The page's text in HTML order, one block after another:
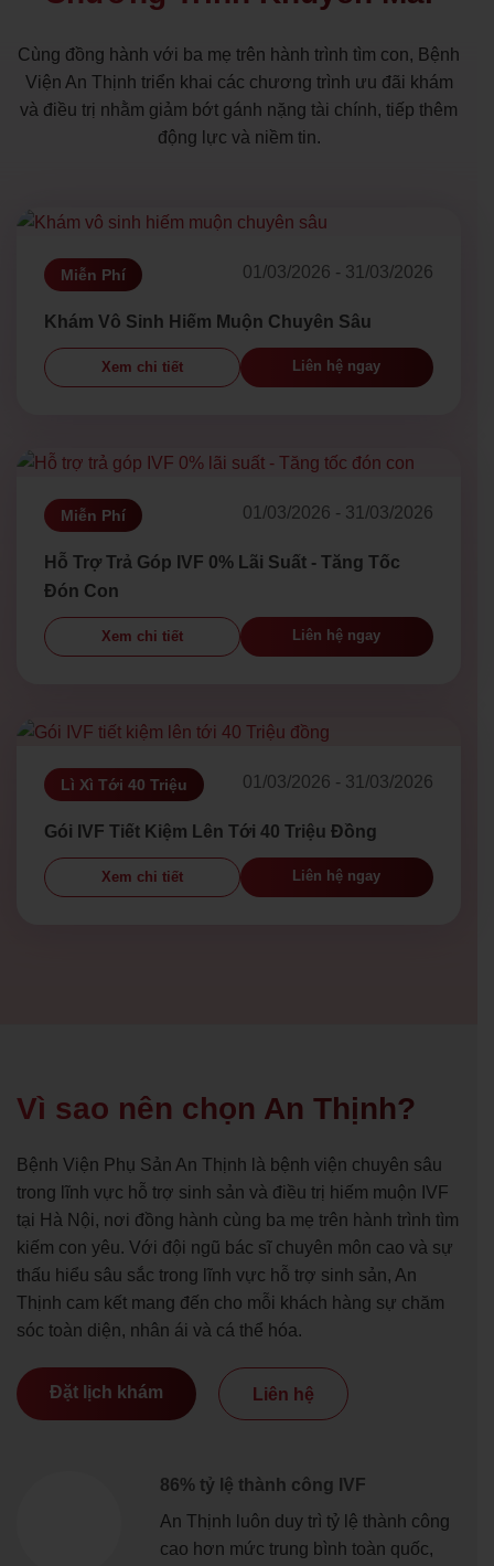
Cùng đồng hành với ba mẹ trên hành trình tìm con, Bệnh
Viện An Thịnh triển khai các chương trình ưu đãi khám
và điều trị nhằm giảm bớt gánh nặng tài chính, tiếp thêm
động lực và niềm tin.
Miễn Phí 01/03/2026 - 31/03/2026
Khám Vô Sinh Hiếm Muộn Chuyên Sâu
Xem chi tiết Liên hệ ngay
Miễn Phí 01/03/2026 - 31/03/2026
Hỗ Trợ Trả Góp IVF 0% Lãi Suất - Tăng Tốc
Đón Con
Xem chi tiết Liên hệ ngay
Lì Xì Tới 40 Triệu 01/03/2026 - 31/03/2026
Gói IVF Tiết Kiệm Lên Tới 40 Triệu Đồng
Xem chi tiết Liên hệ ngay
Vì sao nên chọn An Thịnh?
Bệnh Viện Phụ Sản An Thịnh là bệnh viện chuyên sâu
trong lĩnh vực hỗ trợ sinh sản và điều trị hiếm muộn IVF
tại Hà Nội, nơi đồng hành cùng ba mẹ trên hành trình tìm
kiếm con yêu. Với đội ngũ bác sĩ chuyên môn cao và sự
thấu hiểu sâu sắc trong lĩnh vực hỗ trợ sinh sản, An
Thịnh cam kết mang đến cho mỗi khách hàng sự chăm
sóc toàn diện, nhân ái và cá thể hóa.
Đặt lịch khám Liên hệ
86% tỷ lệ thành công IVF
An Thịnh luôn duy trì tỷ lệ thành công
cao hơn mức trung bình toàn quốc,